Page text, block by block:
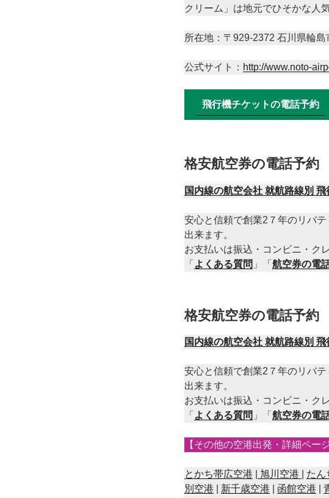
クリーム」は地元でひそかな人
所在地：〒929-2372 石川県輪
公式サイト： http://www.noto-
飛行機チケットの電話予約
格安航空券の電話予約
国内線の航空会社 就航路線別
安心と信頼で創業2７年のリバ
出来ます。
お支払いは振込・コンビニ・ク
「 よくある質問 」「 航空券の電
格安航空券の電話予約
国内線の航空会社 就航路線別
安心と信頼で創業2７年のリバ
出来ます。
お支払いは振込・コンビニ・ク
「 よくある質問 」「 航空券の電
【その他の空港出発・詳細ページ
とかち帯広空港 旭川空港 たん
別空港
新千歳空港 函館空港